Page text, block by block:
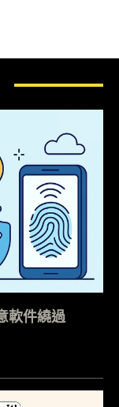
軟件繞過